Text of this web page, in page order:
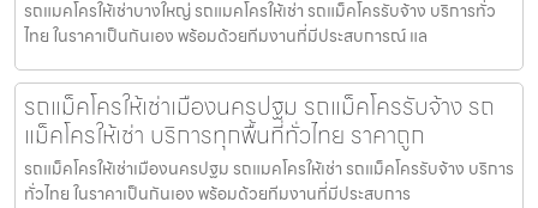
รถแมคโครให้เช่าบางใหญ่ รถแมคโครให้เช่า รถแม็คโครรับจ้าง บริการทั่ว
ไทย ในราคาเป็นกันเอง พร้อมด้วยทีมงานที่มีประสบการณ์ แล
รถแม็คโครให้เช่าเมืองนครปฐม รถแม็คโครรับจ้าง รถ
แม็คโครให้เช่า บริการทุกพื้นที่ทั่วไทย ราคาถูก
รถแม็คโครให้เช่าเมืองนครปฐม รถแมคโครให้เช่า รถแม็คโครรับจ้าง บริการ
ทั่วไทย ในราคาเป็นกันเอง พร้อมด้วยทีมงานที่มีประสบการ